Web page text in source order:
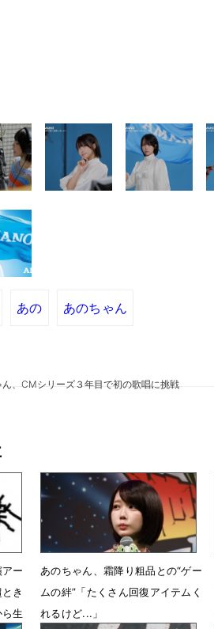
あの あのちゃん
ん、CMシリーズ３年目で初の歌唱に挑戦
ー
き
生
あのちゃん、霜降り粗品との“ゲー
ムの絆”「たくさん回復アイテムく
れるけど...」